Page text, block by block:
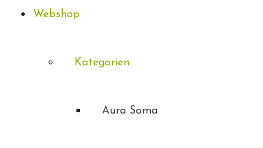
Webshop
Kategorien
Aura Soma